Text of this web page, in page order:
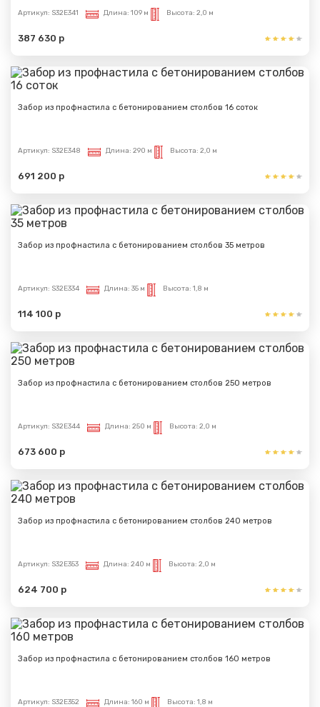
Артикул: S32E341 Длина: 109 м Высота: 2,0 м
387 630 р
Забор из профнастила с бетонированием столбов 16 соток
Артикул: S32E348 Длина: 290 м Высота: 2,0 м
691 200 р
Забор из профнастила с бетонированием столбов 35 метров
Артикул: S32E334 Длина: 35 м Высота: 1,8 м
114 100 р
Забор из профнастила с бетонированием столбов 250 метров
Артикул: S32E344 Длина: 250 м Высота: 2,0 м
673 600 р
Забор из профнастила с бетонированием столбов 240 метров
Артикул: S32E353 Длина: 240 м Высота: 2,0 м
624 700 р
Забор из профнастила с бетонированием столбов 160 метров
Артикул: S32E352 Длина: 160 м Высота: 1,8 м